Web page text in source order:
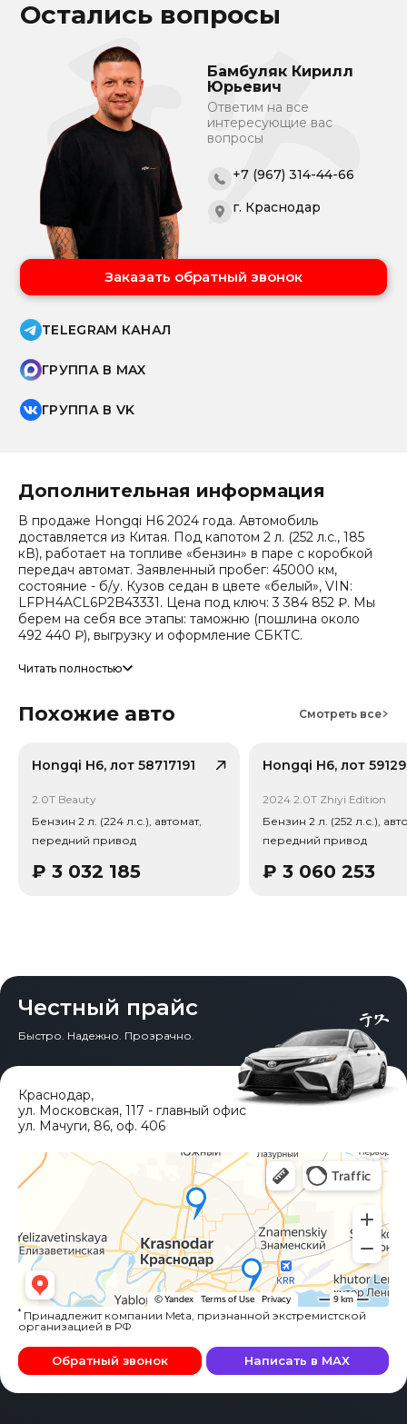
Остались вопросы
Бамбуляк Кирилл
Юрьевич
Ответим на все
интересующие вас
вопросы
+7 (967) 314-44-66
г. Краснодар
Заказать обратный звонок
TELEGRAM КАНАЛ
ГРУППА В MAX
ГРУППА В VK
Дополнительная информация
В продаже Hongqi H6 2024 года. Автомобиль
доставляется из Китая. Под капотом 2 л. (252 л.с., 185
кВ), работает на топливе «бензин» в паре с коробкой
передач автомат. Заявленный пробег: 45000 км,
состояние - б/у. Кузов седан в цвете «белый», VIN:
LFPH4ACL6P2B43331. Цена под ключ: 3 384 852 ₽. Мы
берем на себя все этапы: таможню (пошлина около
492 440 ₽), выгрузку и оформление СБКТС.
Цена зависит от курса валют, точный расчет
Прогноз стоимости (по данным che): сейчас авто стоит
сборов РФ.
Привод - Передний привод (FWD).
Читать полностью
Похожие авто Смотреть все
Hongqi H6, лот 58717191
2.0T Beauty
Бензин 2 л. (224 л.с.), автомат,
передний привод
₽ 3 032 185
Hongqi H6, лот
2024 2.0T Zhiyi Edition
Бензин 2 л. (252 л.с.),
передний привод
₽ 3 060 253
Честный прайс
Быстро. Надежно. Прозрачно.
Краснодар,
ул. Московская, 117 - главный офис
ул. Мачуги, 86, оф. 406
* Принадлежит компании Meta, признанной экстремистской
организацией в РФ
Обратный звонок Написать в MAX